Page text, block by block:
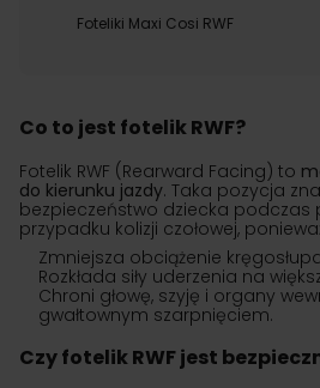
Foteliki Maxi Cosi RWF
Co to jest fotelik RWF?
Fotelik RWF (Rearward Facing) to
do kierunku jazdy. Taka pozycja
bezpieczeństwo dziecka podczas
przypadku kolizji czołowej,
Zmniejsza obciążenie
Rozkłada siły uderzenia na
Chroni głowę, szyję i organy
gwałtownym szarpnięciem.
Czy fotelik RWF jest